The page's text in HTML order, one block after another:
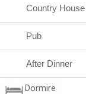
Country House
Pub
After Dinner
Dormire